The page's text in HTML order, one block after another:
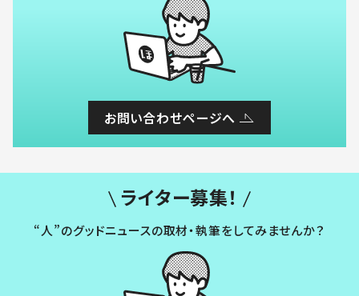
お問い合わせページへ
ライター募集！
“人”のグッドニュースの取材・執筆をしてみませんか？